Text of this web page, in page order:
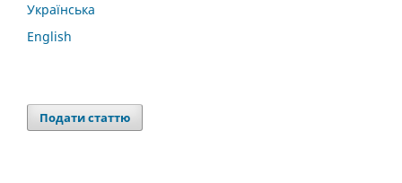
Українська
English
Подати статтю